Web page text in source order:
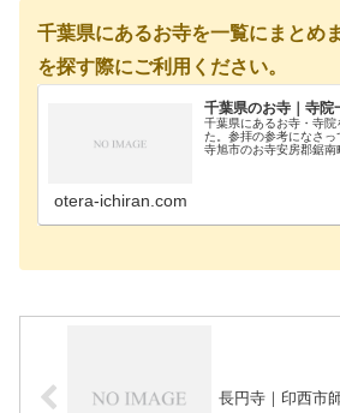
千葉県にあるお寺を一覧にまとめ
を探す際にご利用ください。
千葉県のお寺｜寺院
千葉県にあるお寺・寺院
た。参拝の参考になさ
寺旭市のお寺安房郡鋸南
otera-ichiran.com
長円寺｜印西市